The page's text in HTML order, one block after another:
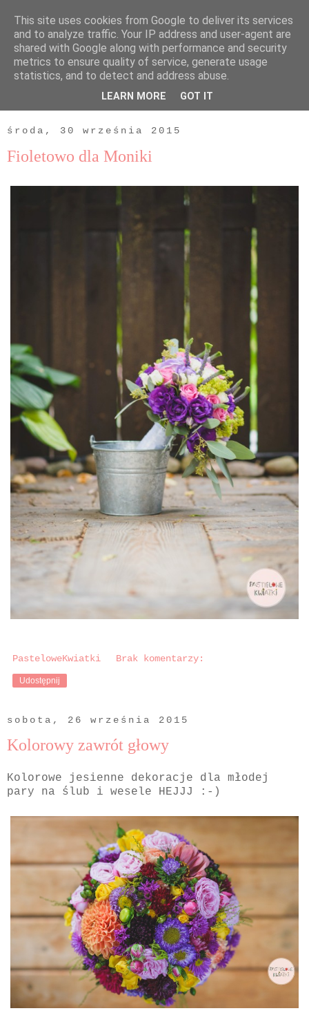
środa, 30 września 2015
Fioletowo dla Moniki
PasteloweKwiatki Brak komentarzy:
Udostępnij
sobota, 26 września 2015
Kolorowy zawrót głowy
Kolorowe jesienne dekoracje dla młodej
pary na ślub i wesele HEJJJ :-)
This site uses cookies from Google to deliver its services
and to analyze traffic. Your IP address and user-agent are
shared with Google along with performance and security
metrics to ensure quality of service, generate usage
statistics, and to detect and address abuse.
LEARN MORE GOT IT